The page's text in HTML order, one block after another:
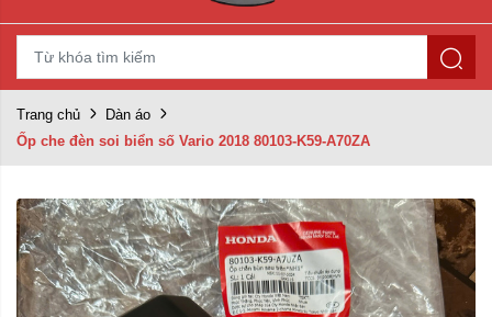
Trang chủ
Dàn áo
Ốp che đèn soi biển số Vario 2018 80103-K59-A70ZA